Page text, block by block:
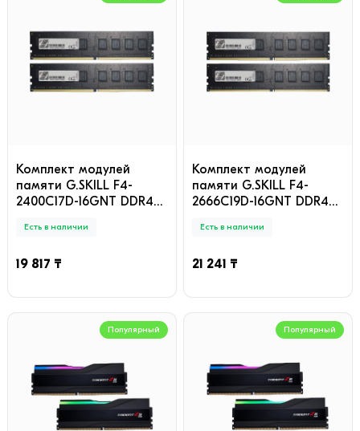
Комплект модулей
памяти G.SKILL F4-
2400C17D-16GNT DDR4
2400MHz
Есть в наличии
19 817 ₸
Комплект модулей
памяти G.SKILL F4-
2666C19D-16GNT DDR4
2666MHz
Есть в наличии
21 241 ₸
Популярный Популярный